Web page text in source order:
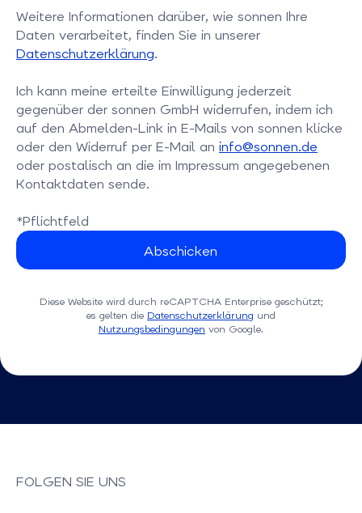
Bitte bestätigen Sie dieses Feld
Weitere Informationen darüber, wie sonnen Ihre
Daten verarbeitet, finden Sie in unserer
Datenschutzerklärung.
Ich kann meine erteilte Einwilligung jederzeit
gegenüber der sonnen GmbH widerrufen, indem ich
auf den Abmelden-Link in E-Mails von sonnen klicke
oder den Widerruf per E-Mail an info@sonnen.de
oder postalisch an die im Impressum angegebenen
Kontaktdaten sende.
*Pflichtfeld
Diese Website wird durch reCAPTCHA Enterprise geschützt;
es gelten die Datenschutzerklärung und
Nutzungsbedingungen von Google.
FOLGEN SIE UNS